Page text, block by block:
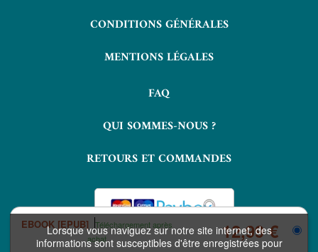
Lorsque vous naviguez sur notre site internet, des
informations sont susceptibles d'être enregistrées pour
EBOOK [EPUB]
Téléchargement après
achat
12,99 €
CONDITIONS GÉNÉRALES
MENTIONS LÉGALES
FAQ
QUI SOMMES-NOUS ?
RETOURS ET COMMANDES